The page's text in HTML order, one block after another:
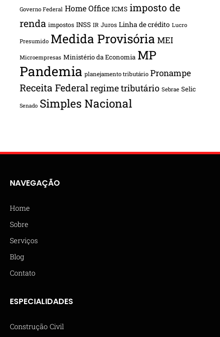
Governo Federal Home Office ICMS imposto de
renda impostos INSS IR Juros Linha de crédito Lucro
Presumido Medida Provisória MEI
Microempresas Ministério da Economia MP
Pandemia planejamento tributário Pronampe
Receita Federalregime tributário Sebrae Selic
Senado Simples Nacional
NAVEGAÇÃO
Home
Sobre
Serviços
Blog
Contato
ESPECIALIDADES
Construção Civil